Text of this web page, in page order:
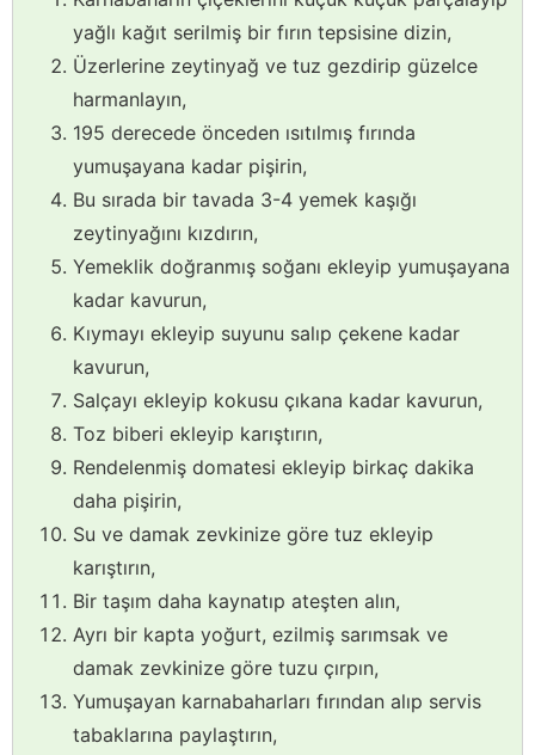
yağlı kağıt serilmiş bir fırın tepsisine dizin,
Üzerlerine zeytinyağ ve tuz gezdirip güzelce
harmanlayın,
195 derecede önceden ısıtılmış fırında
yumuşayana kadar pişirin,
Bu sırada bir tavada 3-4 yemek kaşığı
zeytinyağını kızdırın,
Yemeklik doğranmış soğanı ekleyip yumuşayana
kadar kavurun,
Kıymayı ekleyip suyunu salıp çekene kadar
kavurun,
Salçayı ekleyip kokusu çıkana kadar kavurun,
Toz biberi ekleyip karıştırın,
Rendelenmiş domatesi ekleyip birkaç dakika
daha pişirin,
Su ve damak zevkinize göre tuz ekleyip
karıştırın,
Bir taşım daha kaynatıp ateşten alın,
Ayrı bir kapta yoğurt, ezilmiş sarımsak ve
damak zevkinize göre tuzu çırpın,
Yumuşayan karnabaharları fırından alıp servis
tabaklarına paylaştırın,